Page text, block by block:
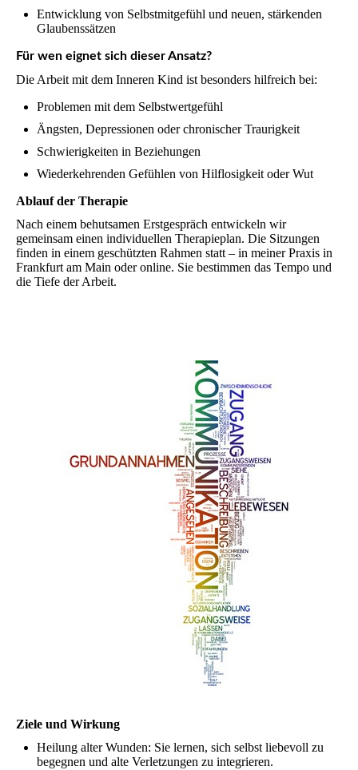
Entwicklung von Selbstmitgefühl und neuen, stärkenden
Glaubenssätzen
Für wen eignet sich dieser Ansatz?
Die Arbeit mit dem Inneren Kind ist besonders hilfreich bei:
Problemen mit dem Selbstwertgefühl
Ängsten, Depressionen oder chronischer Traurigkeit
Schwierigkeiten in Beziehungen
Wiederkehrenden Gefühlen von Hilflosigkeit oder Wut
Ablauf der Therapie
Nach einem behutsamen Erstgespräch entwickeln wir
gemeinsam einen individuellen Therapieplan. Die Sitzungen
finden in einem geschützten Rahmen statt – in meiner Praxis in
Frankfurt am Main oder online. Sie bestimmen das Tempo und
die Tiefe der Arbeit.
Ziele und Wirkung
Heilung alter Wunden: Sie lernen, sich selbst liebevoll zu
begegnen und alte Verletzungen zu integrieren.